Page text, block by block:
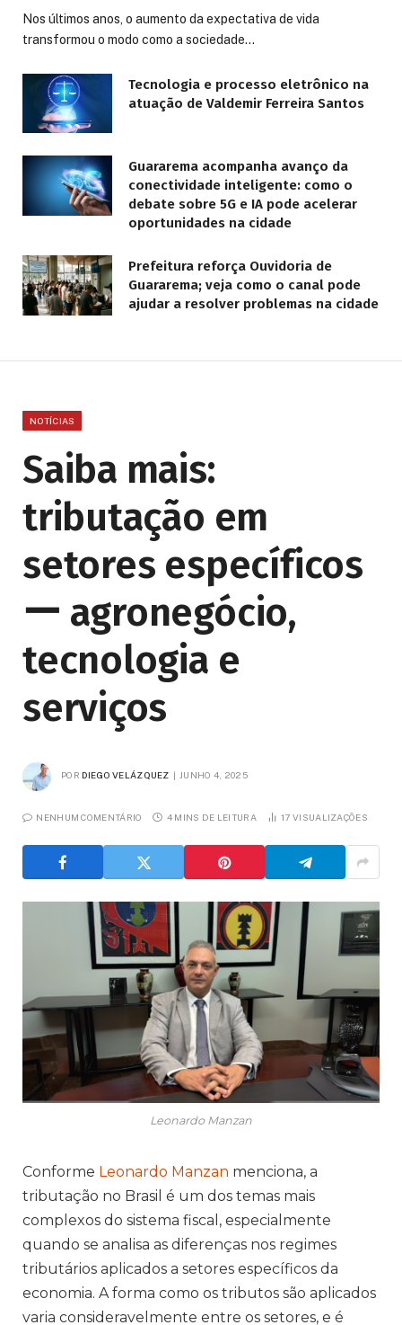
Nos últimos anos, o aumento da expectativa de vida
transformou o modo como a sociedade…
Tecnologia e processo eletrônico na
atuação de Valdemir Ferreira Santos
Guararema acompanha avanço da
conectividade inteligente: como o
debate sobre 5G e IA pode acelerar
oportunidades na cidade
Prefeitura reforça Ouvidoria de
Guararema; veja como o canal pode
ajudar a resolver problemas na cidade
NOTÍCIAS
Saiba mais:
tributação em
setores específicos
ー agronegócio,
tecnologia e
serviços
POR DIEGO VELÁZQUEZ JUNHO 4, 2025
NENHUM COMENTÁRIO 4 MINS DE LEITURA 17VISUALIZAÇÕES
Leonardo Manzan
Conforme Leonardo Manzan menciona, a
tributação no Brasil é um dos temas mais
complexos do sistema fiscal, especialmente
quando se analisa as diferenças nos regimes
tributários aplicados a setores específicos da
economia. A forma como os tributos são aplicados
varia consideravelmente entre os setores, e é